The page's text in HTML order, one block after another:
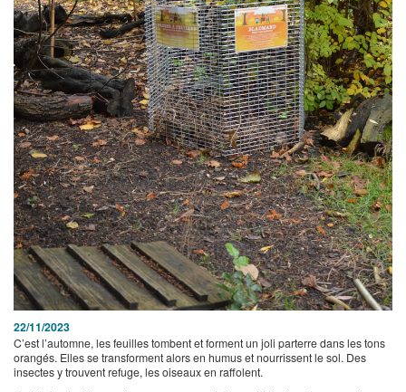
22/11/2023
C’est l’automne, les feuilles tombent et forment un joli parterre dans les tons
orangés. Elles se transforment alors en humus et nourrissent le sol. Des
insectes y trouvent refuge, les oiseaux en raffolent.